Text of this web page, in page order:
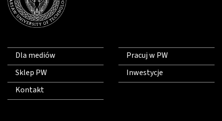
Dla mediów
Sklep PW
Kontakt
Pracuj w PW
Inwestycje